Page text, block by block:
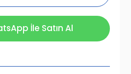
İle Satın Al